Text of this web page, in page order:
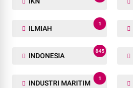
ILMIAH
1
INDONESIA
845
INDUSTRI MARITIM
1